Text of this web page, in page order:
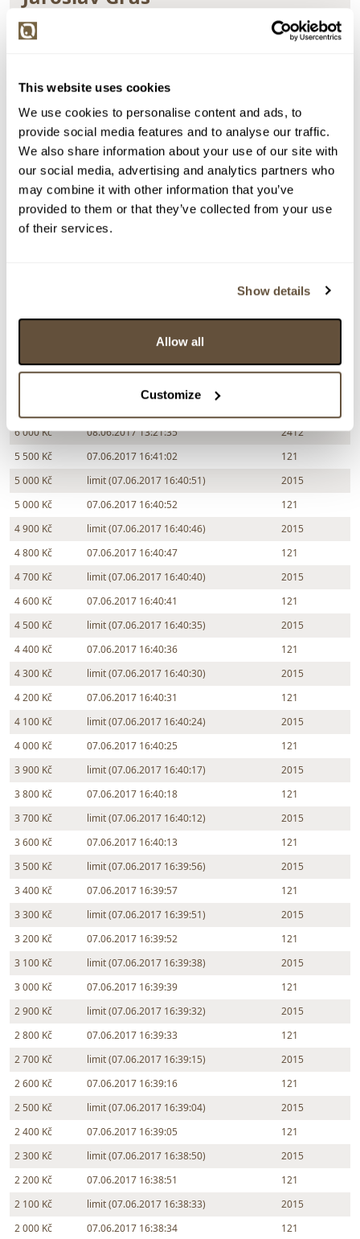
This website uses cookies
We use cookies to personalise content and ads, to
provide social media features and to analyse our traffic.
We also share information about your use of our site with
our social media, advertising and analytics partners who
may combine it with other information that you’ve
provided to them or that they’ve collected from your use
of their services.
Show details
Allow all
Customize
12038. Slunečnice
vydraženo za:
Zpět na aukční výsledky
Chcete prodat podobný předmět?
> Zobrazit informaci jak prodat předmět v aukci
Přihodil
24.06.2017 21:44:35
7 500 Kč
6 000 Kč
08.06.2017 13:21:35
2412
5 500 Kč
07.06.2017 16:41:02
121
5 000 Kč
limit (07.06.2017 16:40:51)
2015
5 000 Kč
07.06.2017 16:40:52
121
4 900 Kč
limit (07.06.2017 16:40:46)
2015
4 800 Kč
07.06.2017 16:40:47
121
4 700 Kč
limit (07.06.2017 16:40:40)
2015
4 600 Kč
07.06.2017 16:40:41
121
4 500 Kč
limit (07.06.2017 16:40:35)
2015
4 400 Kč
07.06.2017 16:40:36
121
4 300 Kč
limit (07.06.2017 16:40:30)
2015
4 200 Kč
07.06.2017 16:40:31
121
4 100 Kč
limit (07.06.2017 16:40:24)
2015
4 000 Kč
07.06.2017 16:40:25
121
3 900 Kč
limit (07.06.2017 16:40:17)
2015
3 800 Kč
07.06.2017 16:40:18
121
3 700 Kč
limit (07.06.2017 16:40:12)
2015
3 600 Kč
07.06.2017 16:40:13
121
3 500 Kč
limit (07.06.2017 16:39:56)
2015
3 400 Kč
07.06.2017 16:39:57
121
3 300 Kč
limit (07.06.2017 16:39:51)
2015
3 200 Kč
07.06.2017 16:39:52
121
3 100 Kč
limit (07.06.2017 16:39:38)
2015
3 000 Kč
07.06.2017 16:39:39
121
2 900 Kč
limit (07.06.2017 16:39:32)
2015
2 800 Kč
07.06.2017 16:39:33
121
2 700 Kč
limit (07.06.2017 16:39:15)
2015
2 600 Kč
07.06.2017 16:39:16
121
2 500 Kč
limit (07.06.2017 16:39:04)
2015
2 400 Kč
07.06.2017 16:39:05
121
2 300 Kč
limit (07.06.2017 16:38:50)
2015
2 200 Kč
07.06.2017 16:38:51
121
2 100 Kč
limit (07.06.2017 16:38:33)
2015
2 000 Kč
07.06.2017 16:38:34 121